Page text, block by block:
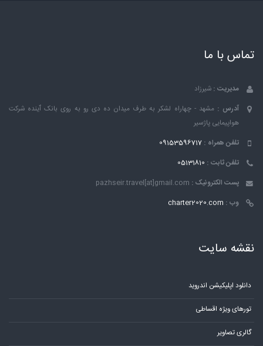
تماس با ما
مدیریت : شیرزاد
آدرس : مشهد - چهاراه لشکر به طرف میدان ده دی رو به روی بانک ٱینده شرکت
هواپیمایی پاژسیر
تلفن همراه : 09153596717
تلفن ثابت : 05131810
پست الکترونیک : pazhseir.travel[at]gmail.com
وب : charter2020.com
نقشه سایت
دانلود اپلیکیشن اندروید
تورهای ویژه اقساطی
گالری تصاویر